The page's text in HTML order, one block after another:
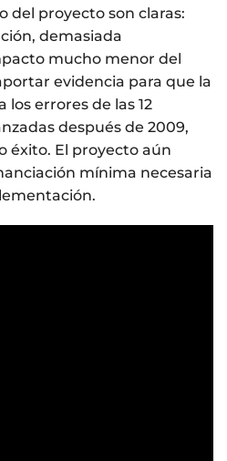
del proyecto son claras:
demasiada
mucho menor del
evidencia para que la
los errores de las 12
después de 2009,
éxito. El proyecto aún
mínima necesaria